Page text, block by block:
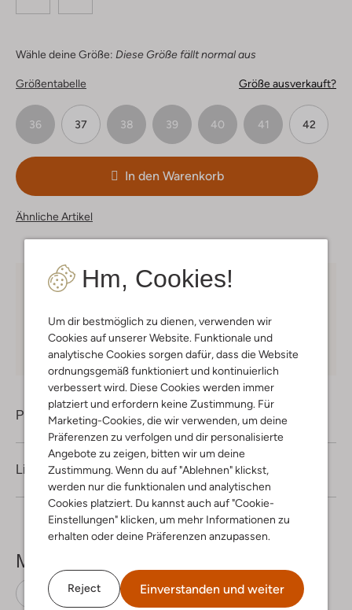
Hm, Cookies!
Um dir bestmöglich zu dienen, verwenden wir
Cookies auf unserer Website. Funktionale und
analytische Cookies sorgen dafür, dass die Website
ordnungsgemäß funktioniert und kontinuierlich
verbessert wird. Diese Cookies werden immer
platziert und erfordern keine Zustimmung. Für
Marketing-Cookies, die wir verwenden, um deine
Präferenzen zu verfolgen und dir personalisierte
Angebote zu zeigen, bitten wir um deine
Zustimmung. Wenn du auf "Ablehnen" klickst,
werden nur die funktionalen und analytischen
Cookies platziert. Du kannst auch auf "Cookie-
Einstellungen" klicken, um mehr Informationen zu
erhalten oder deine Präferenzen anzupassen.
Reject Einverstanden und weiter
Wähle deine Größe: Diese Größe fällt normal aus
Größentabelle Größe ausverkauft?
36 37 38 39 40 41 42
In den Warenkorb
Ähnliche Artikel
Kostenloser Versandab € 75 für Club-Omoda
Kauf auf Rechnung 30 TagenRückgaberecht
Produktinformation
Lieferung & Rückgabe
Mehr sehen
Sneaker Low Via Vai Leder